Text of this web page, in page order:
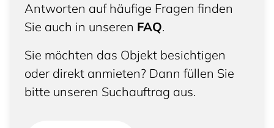
Antworten auf häufige Fragen finden
Sie auch in unseren FAQ.
Sie möchten das Objekt besichtigen
oder direkt anmieten? Dann füllen Sie
bitte unseren Suchauftrag aus.